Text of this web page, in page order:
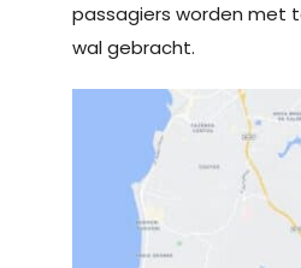
passagiers worden met
wal gebracht.